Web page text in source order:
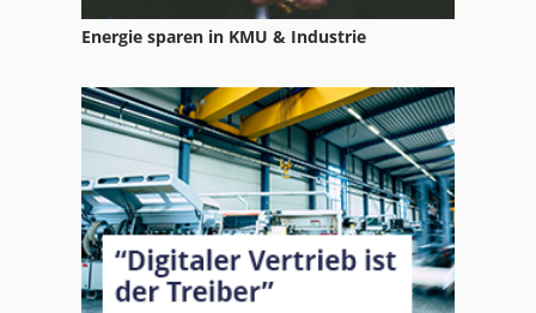
Energie sparen in KMU & Industrie